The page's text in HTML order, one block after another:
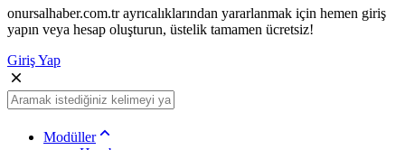
onursalhaber.com.tr ayrıcalıklarından yararlanmak için hemen giriş
yapın veya hesap oluşturun, üstelik tamamen ücretsiz!
Giriş Yap
Modüller